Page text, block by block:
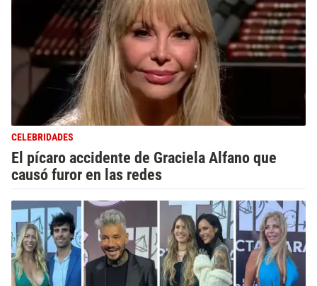
CELEBRIDADES
El pícaro accidente de Graciela Alfano que
causó furor en las redes